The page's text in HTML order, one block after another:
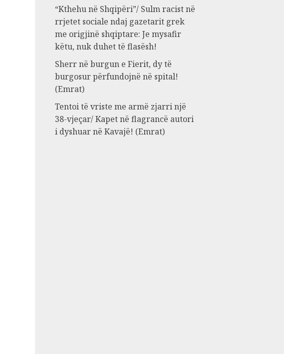
“Kthehu në Shqipëri”/ Sulm racist në
rrjetet sociale ndaj gazetarit grek
me origjinë shqiptare: Je mysafir
këtu, nuk duhet të flasësh!
Sherr në burgun e Fierit, dy të
burgosur përfundojnë në spital!
(Emrat)
Tentoi të vriste me armë zjarri një
38-vjeçar/ Kapet në flagrancë autori
i dyshuar në Kavajë! (Emrat)